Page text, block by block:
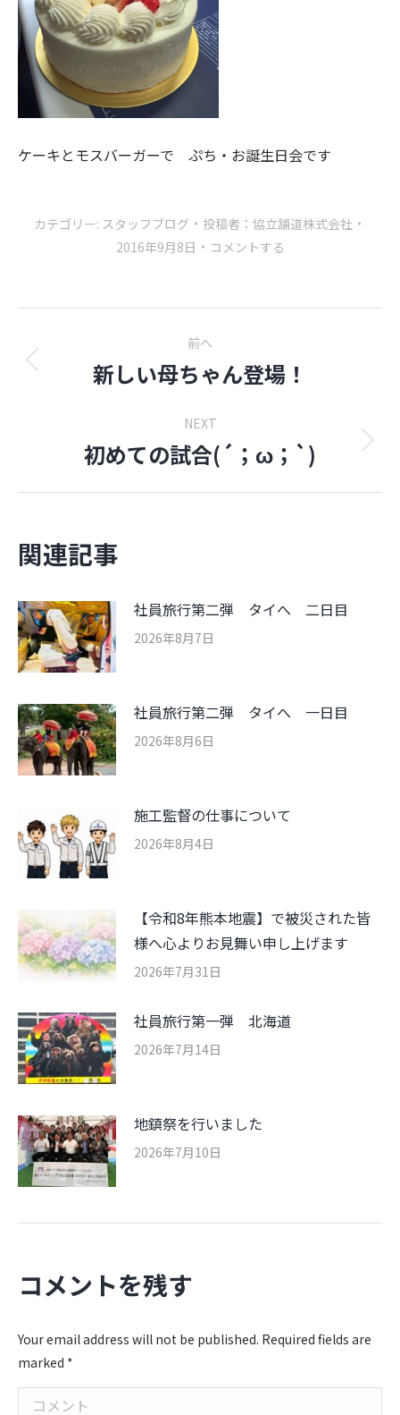
ケーキとモスバーガーで ぷち・お誕生日会です
カテゴリー: スタッフブログ 投稿者： 協立舗道株式会社
2016年9月8日
コメントする
navigation
前へ
前
投
稿:
新しい母ちゃん登場！
NEXT
Next
初めての試合(´；ω；`)
関連記事
社員旅行第二弾 タイへ 二日目
2026年8月7日
社員旅行第二弾 タイへ 一日目
2026年8月6日
施工監督の仕事について
2026年8月4日
【令和8年熊本地震】で被災された皆
様へ心よりお見舞い申し上げます
2026年7月31日
社員旅行第一弾 北海道
2026年7月14日
地鎮祭を行いました
2026年7月10日
コメントを残す
Your email address will not be published. Required fields are
marked *
コメント